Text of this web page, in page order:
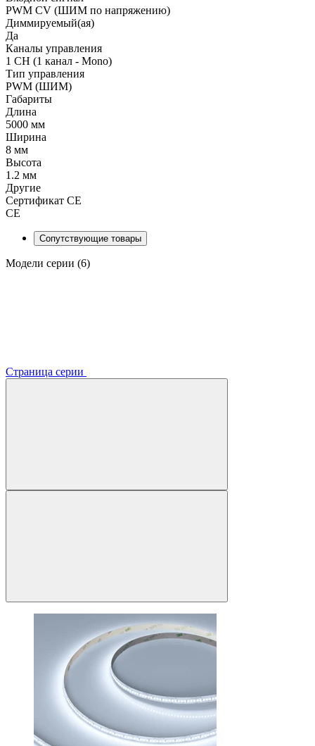
PWM СV (ШИМ по напряжению)
Диммируемый(ая)
Да
Каналы управления
1 CH (1 канал - Mono)
Тип управления
PWM (ШИМ)
Габариты
Длина
5000 мм
Ширина
8 мм
Высота
1.2 мм
Другие
Сертификат CE
CE
Сопутствующие товары
Модели серии (6)
Страница серии